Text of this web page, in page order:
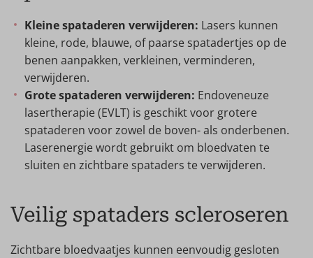
Kleine spataderen verwijderen: Lasers kunnen
kleine, rode, blauwe, of paarse spatadertjes op de
benen aanpakken, verkleinen, verminderen,
verwijderen.
Grote spataderen verwijderen: Endoveneuze
lasertherapie (EVLT) is geschikt voor grotere
spataderen voor zowel de boven- als onderbenen.
Laserenergie wordt gebruikt om bloedvaten te
sluiten en zichtbare spataders te verwijderen.
Veilig spataders scleroseren
Zichtbare bloedvaatjes kunnen eenvoudig gesloten